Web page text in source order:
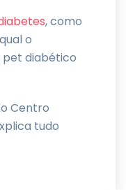
, como
o
pet diabético
Centro
tudo